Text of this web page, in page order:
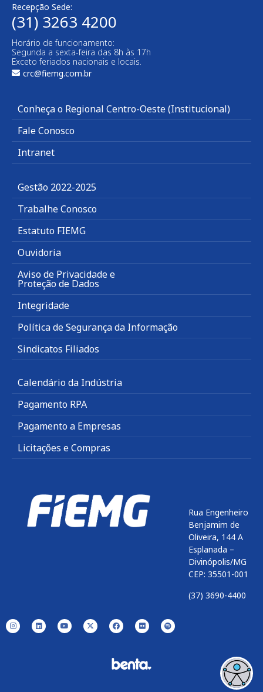
Recepção Sede:
(31) 3263 4200
Horário de funcionamento:
Segunda a sexta-feira das 8h às 17h
Exceto feriados nacionais e locais.
crc@fiemg.com.br
Conheça o Regional Centro-Oeste (Institucional)
Fale Conosco
Intranet
Gestão 2022-2025
Trabalhe Conosco
Estatuto FIEMG
Ouvidoria
Aviso de Privacidade e
Proteção de Dados
Integridade
Política de Segurança da Informação
Sindicatos Filiados
Calendário da Indústria
Pagamento RPA
Pagamento a Empresas
Licitações e Compras
Rua Engenheiro
Benjamim de
Oliveira, 144 A
Esplanada –
Divinópolis/MG
CEP: 35501-001
(37) 3690-4400